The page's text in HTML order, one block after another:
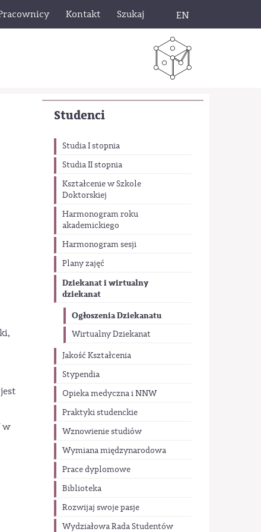
Kontakt Szukaj EN
Studenci
Studia I stopnia
Studia II stopnia
Kształcenie w Szkole
Doktorskiej
Harmonogram roku
akademickiego
Harmonogram sesji
Plany zajęć
Dziekanat i wirtualny
dziekanat
Ogłoszenia Dziekanatu
Wirtualny Dziekanat
Jakość Kształcenia
Stypendia
Opieka medyczna i NNW
Praktyki studenckie
Wznowienie studiów
Wymiana międzynarodowa
Prace dyplomowe
Biblioteka
Rozwijaj swoje pasje
Wydziałowa Rada Studentów
w